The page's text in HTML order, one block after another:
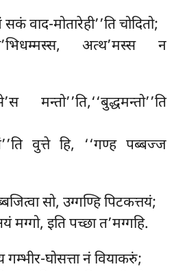
सकं वाद-मोतारेही’’ति चोदितो;
अत्थ’मस्स न
मन्तो’’ति,‘‘बुद्धमन्तो’’ति
वुत्ते हि, ‘‘गण्ह पब्बज्ज
सो, उग्गण्हि पिटकत्तयं;
मग्गो, इति पच्छा त’मग्गहि.
गम्भीर-घोसत्ता नं वियाकरुं;